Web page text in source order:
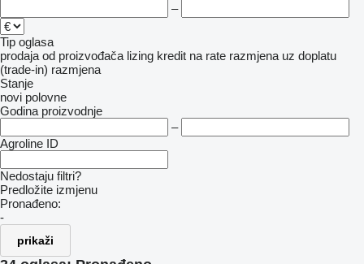
–
Tip oglasa
prodaja od proizvođača lizing kredit na rate razmjena uz doplatu
(trade-in) razmjena
Stanje
novi polovne
Godina proizvodnje
–
Agroline ID
Nedostaju filtri?
Predložite izmjenu
Pronađeno:
-
prikaži